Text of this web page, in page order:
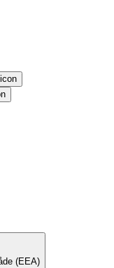
(EEA)